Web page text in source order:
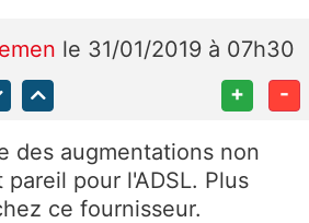
le 31/01/2019 à 07h30
+ -
des augmentations non
pour l'ADSL. Plus
ce fournisseur.